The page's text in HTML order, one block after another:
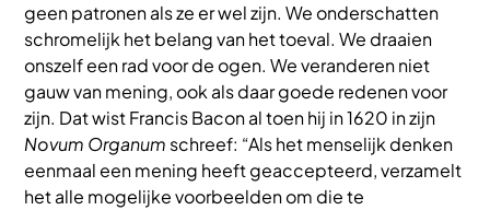
geen patronen als ze er wel zijn. We onderschatten
schromelijk het belang van het toeval. We draaien
onszelf een rad voor de ogen. We veranderen niet
gauw van mening, ook als daar goede redenen voor
zijn. Dat wist Francis Bacon al toen hij in 1620 in zijn
Novum Organum schreef: “Als het menselijk denken
eenmaal een mening heeft geaccepteerd, verzamelt
het alle mogelijke voorbeelden om die te